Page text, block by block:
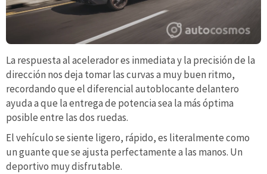
La respuesta al acelerador es inmediata y la precisión de la
dirección nos deja tomar las curvas a muy buen ritmo,
recordando que el diferencial autoblocante delantero
ayuda a que la entrega de potencia sea la más óptima
posible entre las dos ruedas.
El vehículo se siente ligero, rápido, es literalmente como
un guante que se ajusta perfectamente a las manos. Un
deportivo muy disfrutable.